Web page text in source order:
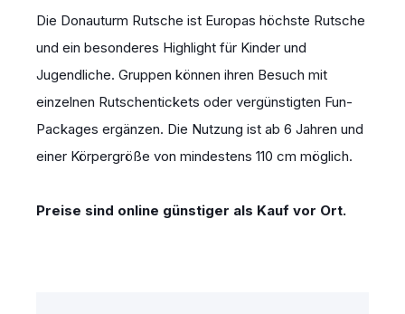
Die Donauturm Rutsche ist Europas höchste Rutsche
und ein besonderes Highlight für Kinder und
Jugendliche. Gruppen können ihren Besuch mit
einzelnen Rutschentickets oder vergünstigten Fun-
Packages ergänzen. Die Nutzung ist ab 6 Jahren und
einer Körpergröße von mindestens 110 cm möglich.
Preise sind online günstiger als Kauf vor Ort.